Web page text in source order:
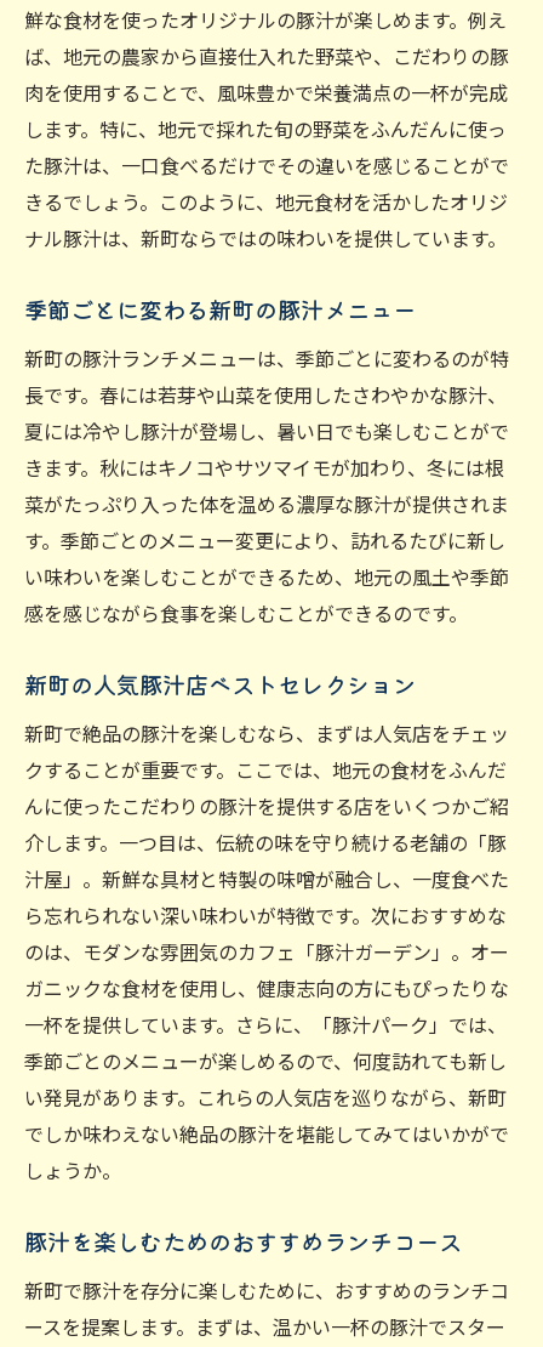
一度は訪れたい新町の豚汁名店
歴史ある新町の豚汁文化
新町の豚汁を堪能できる隠れ家カフェ
新鮮食材が光る新町の豚汁ランチ
地元産の新鮮食材を使った豚汁
季節ごとの旬の食材と豚汁の組み合わせ
新鮮野菜たっぷりのヘルシー豚汁
新町の市場直送豚汁特集
地元食材を使った豚汁の作り方
枚方市新町で絶品豚汁を味わうランチタイム
ボリューム満点の豚汁ランチメニュー
新町の豚汁ランチを楽しむためのおすすめ
時間
豚汁とご飯の絶妙なバランス
豚汁ランチを楽しむための雰囲気の良いお
豚汁ランチを締めくくるデザートの提案
新町で人気の豚汁ランチスポットを巡る
豚汁が美味しい新町の定食屋
ランチタイムに行きたい豚汁のお店
新町の豚汁ランチの名店紹介
おしゃれなカフェで楽しむ豚汁ランチ
新町の豚汁ランチスポットのアクセス情報
豚汁ランチ巡りのおすすめルート
枚方市新町の豚汁の魅力に迫る
新町の豚汁の歴史と伝統
新町の豚汁の作り手にインタビュー
豚汁に使用される特産品の紹介
新町の豚汁フェスティバル情報
鮮な食材を使ったオリジナルの豚汁が楽しめます。例え
ば、地元の農家から直接仕入れた野菜や、こだわりの豚
肉を使用することで、風味豊かで栄養満点の一杯が完成
します。特に、地元で採れた旬の野菜をふんだんに使っ
た豚汁は、一口食べるだけでその違いを感じることがで
きるでしょう。このように、地元食材を活かしたオリジ
ナル豚汁は、新町ならではの味わいを提供しています。
季節ごとに変わる新町の豚汁メニュー
新町の豚汁ランチメニューは、季節ごとに変わるのが特
長です。春には若芽や山菜を使用したさわやかな豚汁、
夏には冷やし豚汁が登場し、暑い日でも楽しむことがで
きます。秋にはキノコやサツマイモが加わり、冬には根
菜がたっぷり入った体を温める濃厚な豚汁が提供されま
す。季節ごとのメニュー変更により、訪れるたびに新し
い味わいを楽しむことができるため、地元の風土や季節
感を感じながら食事を楽しむことができるのです。
新町の人気豚汁店ベストセレクション
新町で絶品の豚汁を楽しむなら、まずは人気店をチェッ
クすることが重要です。ここでは、地元の食材をふんだ
んに使ったこだわりの豚汁を提供する店をいくつかご紹
介します。一つ目は、伝統の味を守り続ける老舗の「豚
汁屋」。新鮮な具材と特製の味噌が融合し、一度食べた
ら忘れられない深い味わいが特徴です。次におすすめな
のは、モダンな雰囲気のカフェ「豚汁ガーデン」。オー
ガニックな食材を使用し、健康志向の方にもぴったりな
一杯を提供しています。さらに、「豚汁パーク」では、
季節ごとのメニューが楽しめるので、何度訪れても新し
い発見があります。これらの人気店を巡りながら、新町
でしか味わえない絶品の豚汁を堪能してみてはいかがで
しょうか。
豚汁を楽しむためのおすすめランチコース
新町で豚汁を存分に楽しむために、おすすめのランチコ
ースを提案します。まずは、温かい一杯の豚汁でスター